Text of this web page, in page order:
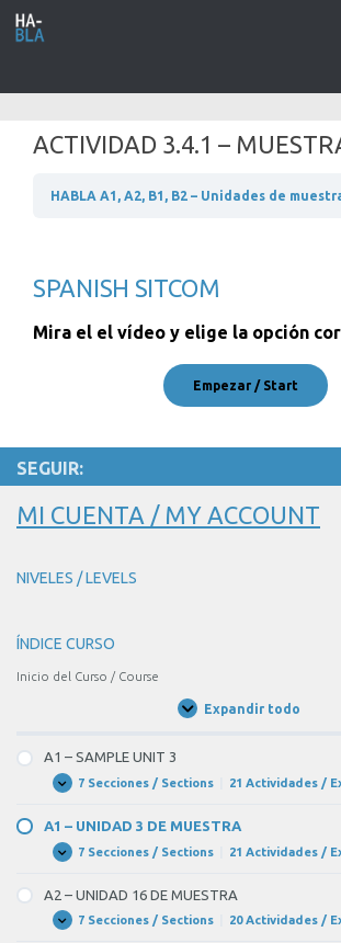
Saltar al contenido
ACTIVIDAD 3.4.1 –
SPANISH SITCOM
Mira el el vídeo y elige la opción
SEGUIR:
MI CUENTA / MY ACCOUNT
NIVELES / LEVELS
ÍNDICE CURSO
Inicio del Curso / Course
Expandir todo
Unidades
A1 – SAMPLE UNIT 3
Expandir
A1
SAMPLE
UNIT
3
7 Secciones / Sections 21 Actividades /
A1 – UNIDAD 3 DE MUESTRA
Expandir
A1
UNIDAD
3
DE
MUESTRA
7 Secciones / Sections 21 Actividades /
A2 – UNIDAD 16 DE MUESTRA
Expandir
A2
7 Secciones / Sections 20 Actividades /